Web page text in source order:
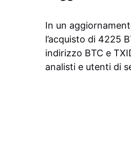
In un
l’acquisto di 4225
indirizzo BTC e
analisti e utenti di